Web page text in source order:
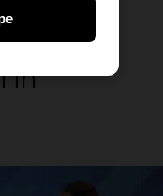
in